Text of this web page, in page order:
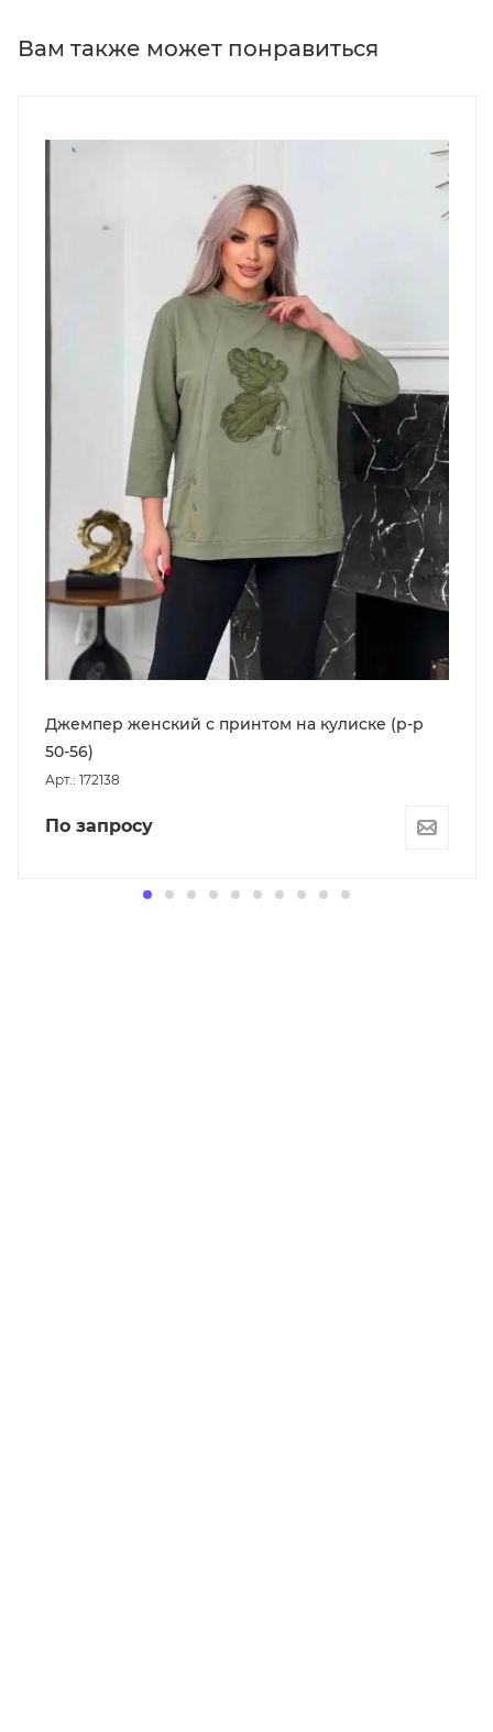
Вам также может понравиться
Джемпер женский с принтом на кулиске (р-р
50-56)
Арт.: 172138
По запросу